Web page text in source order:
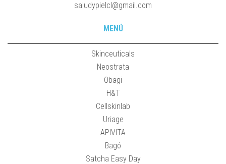
saludypielcl@gmail.com
MENÚ
Skinceuticals
Neostrata
Obagi
H&T
Cellskinlab
Uriage
APIVITA
Bagó
Satcha Easy Day